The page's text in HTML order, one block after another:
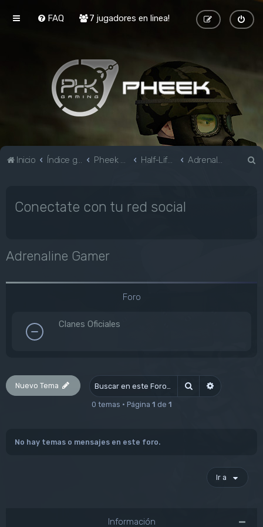
FAQ 7 jugadores en linea!
Inicio Índice general Pheek Gaming Half-Life & Mods Adrenaline Gamer
Conectate con tu red social
Adrenaline Gamer
Foro
Clanes Oficiales
Nuevo Tema Buscar Búsqueda
0 temas • Página 1 de 1
No hay temas o mensajes en este foro.
Ir a
Información